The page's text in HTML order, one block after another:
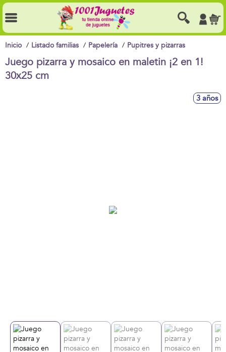
Inicio Listado familias Papelería Pupitres y pizarras
Juego pizarra y mosaico en maletin ¡2 en 1!
30x25 cm
3 años